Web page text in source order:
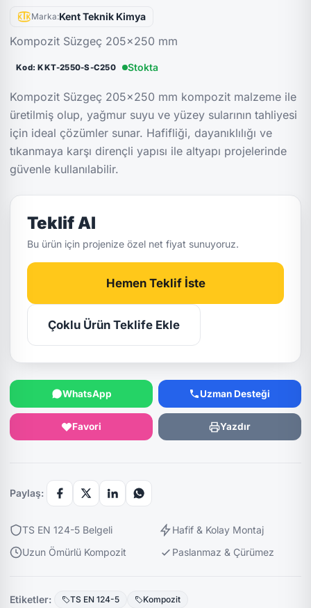
Marka:Kent Teknik Kimya
Kompozit Süzgeç 205x250 mm
Kod: KKT-2550-S-C250 Stokta
Kompozit Süzgeç 205x250 mm kompozit malzeme ile
üretilmiş olup, yağmur suyu ve yüzey sularının tahliyesi
için ideal çözümler sunar. Hafifliği, dayanıklılığı ve
tıkanmaya karşı dirençli yapısı ile altyapı projelerinde
güvenle kullanılabilir.
Teklif Al
Bu ürün için projenize özel net fiyat sunuyoruz.
Hemen Teklif İste
Çoklu Ürün Teklife Ekle
WhatsApp Uzman Desteği
Favori Yazdır
Paylaş:
TS EN 124-5 Belgeli
Hafif & Kolay Montaj
Uzun Ömürlü Kompozit
Paslanmaz & Çürümez
Etiketler: TS EN 124-5 Kompozit